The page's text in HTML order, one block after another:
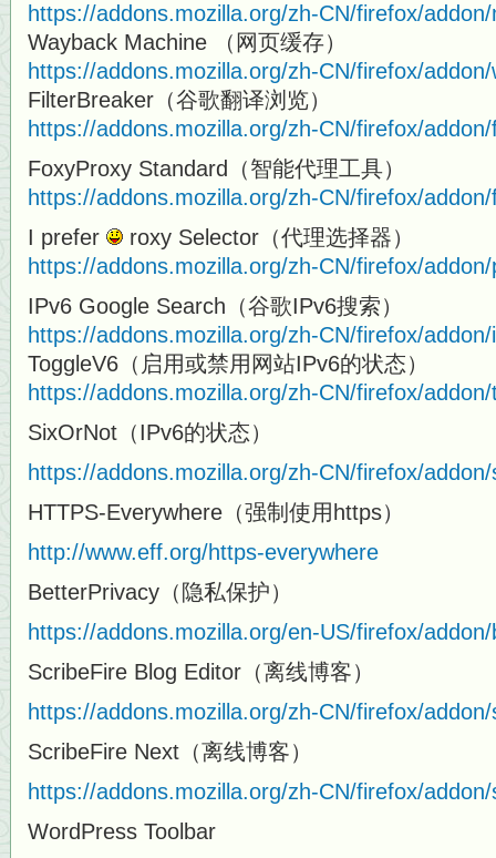
https://addons.mozilla.org/zh-CN/firefox/
Wayback Machine （网页缓存）
https://addons.mozilla.org/zh-CN/firefox/
FilterBreaker（谷歌翻译浏览）
https://addons.mozilla.org/zh-CN/firefox/
FoxyProxy Standard（智能代理工具）
https://addons.mozilla.org/zh-CN/firefox/
I prefer
roxy Selector（代理选择器）
https://addons.mozilla.org/zh-CN/firefox/
IPv6 Google Search（谷歌IPv6搜索）
https://addons.mozilla.org/zh-CN/firefox/
ToggleV6（启用或禁用网站IPv6的状态）
https://addons.mozilla.org/zh-CN/firefox/
SixOrNot（IPv6的状态）
https://addons.mozilla.org/zh-CN/firefox/
HTTPS-Everywhere（强制使用https）
http://www.eff.org/https-everywhere
BetterPrivacy（隐私保护）
https://addons.mozilla.org/en-US/firefox/
ScribeFire Blog Editor（离线博客）
https://addons.mozilla.org/zh-CN/firefox/
ScribeFire Next（离线博客）
https://addons.mozilla.org/zh-CN/firefox/
WordPress Toolbar